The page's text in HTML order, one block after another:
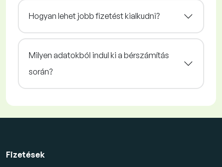
Hogyan lehet jobb fizetést kialkudni?
Milyen adatokból indul ki a bérszámítás
során?
Fizetések